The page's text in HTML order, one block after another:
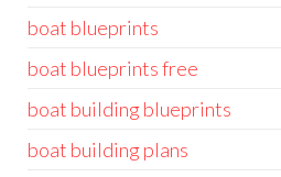
boat blueprints
boat blueprints free
boat building blueprints
boat building plans